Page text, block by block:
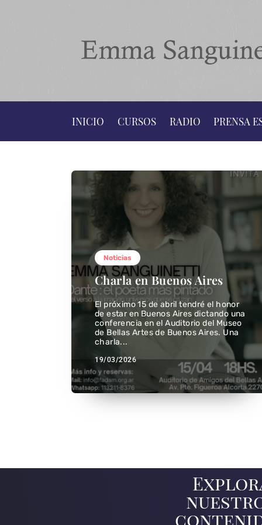
INICIO CURSOS RADIO PRENSA
Noticias
Charla en Buenos Aires
El próximo 15 de abril tendré el honor
de estar en Buenos Aires dictando una
conferencia en el Auditorio del Museo
de Bellas Artes de Buenos Aires. Una
charla...
19/03/2026